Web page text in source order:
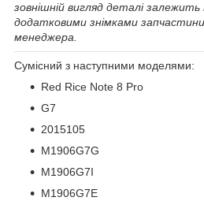
зовнішній вигляд деталі залежить
додатковими знімками
менеджера.
Сумісний з наступними моделями:
Red Rice Note 8 Pro
G7
2015105
M1906G7G
M1906G7I
M1906G7E